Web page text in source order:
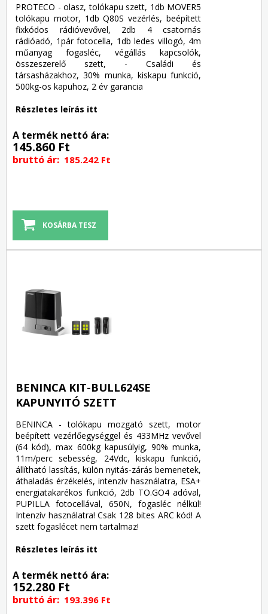
PROTECO - olasz, tolókapu szett, 1db MOVER5
tolókapu motor, 1db Q80S vezérlés, beépített
fixkódos rádióvevővel, 2db 4 csatornás
rádióadó, 1pár fotocella, 1db ledes villogó, 4m
műanyag fogasléc, végállás kapcsolók,
összeszerelő szett, - Családi és
társasházakhoz, 30% munka, kiskapu funkció,
500kg-os kapuhoz, 2 év garancia
Részletes leírás itt
A termék nettó ára:
145.860 Ft
bruttó ár: 185.242 Ft
BENINCA KIT-BULL624SE
KAPUNYITÓ SZETT
BENINCA - tolókapu mozgató szett, motor
beépített vezérlőegységgel és 433MHz vevővel
(64 kód), max 600kg kapusúlyig, 90% munka,
11m/perc sebesség, 24Vdc, kiskapu funkció,
állítható lassítás, külön nyitás-zárás bemenetek,
áthaladás érzékelés, intenzív használatra, ESA+
energiatakarékos funkció, 2db TO.GO4 adóval,
PUPILLA fotocellával, 650N, fogasléc nélkül!
Intenzív használatra! Csak 128 bites ARC kód! A
szett fogaslécet nem tartalmaz!
Részletes leírás itt
A termék nettó ára:
152.280 Ft
bruttó ár: 193.396 Ft